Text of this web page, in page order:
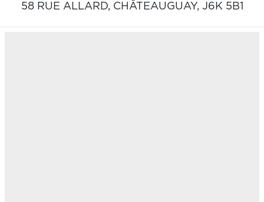
58 RUE ALLARD, CHÂTEAUGUAY, J6K 5B1